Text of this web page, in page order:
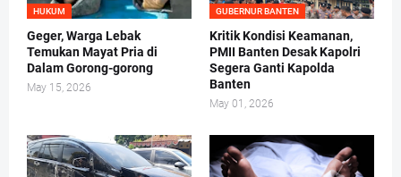
HUKUM
Geger, Warga Lebak
Temukan Mayat Pria di
Dalam Gorong-gorong
May 15, 2026
GUBERNUR BANTEN
Kritik Kondisi Keamanan,
PMII Banten Desak Kapolri
Segera Ganti Kapolda
Banten
May 01, 2026